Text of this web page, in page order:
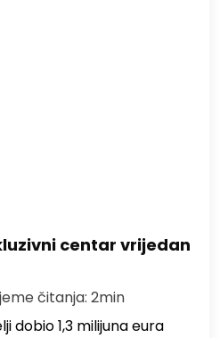
centar vrijedan
čitanja: 2min
dobio 1,3 milijuna eura